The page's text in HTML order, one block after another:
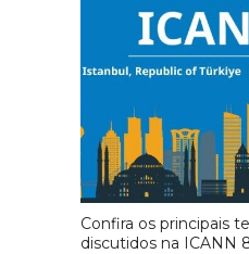
Confira os principais
discutidos na ICANN